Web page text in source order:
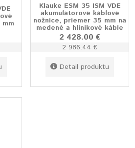
Klauke ESM 35 ISM VDE
akumulátorové káblové
nožnice, priemer 35 mm na
medené a hlinikové káble
2 428.00 €
2 986.44 €
Detail produktu